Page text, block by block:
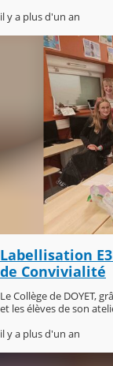
il y a plus d'un an
Labellisation
de Convivialité
Le Collège de DOYET,
et les élèves de son
il y a plus d'un an